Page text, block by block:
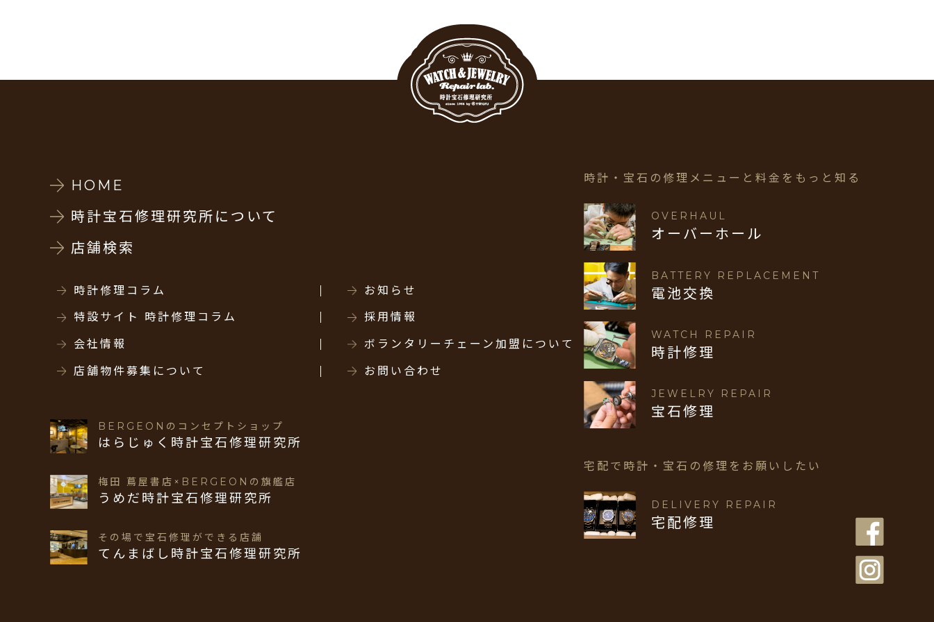
HOME
時計宝石修理研究所について
店舗検索
時計修理コラム お知らせ
特設サイト 時計修理コラム 採用情報
会社情報 ボランタリーチェーン加盟について
店舗物件募集について お問い合わせ
BERGEONのコンセプトショップ
はらじゅく時計宝石修理研究所
梅田 蔦屋書店×BERGEONの旗艦店
うめだ時計宝石修理研究所
その場で宝石修理ができる店舗
てんまばし時計宝石修理研究所
時計・宝石の修理メニューと 料金をもっと知る
OVERHAUL
オーバーホール
BATTERY REPLACEMENT
電池交換
WATCH REPAIR
時計修理
JEWELRY REPAIR
宝石修理
宅配で時計・宝石の修理を お願いしたい
DELIVERY REPAIR
宅配修理